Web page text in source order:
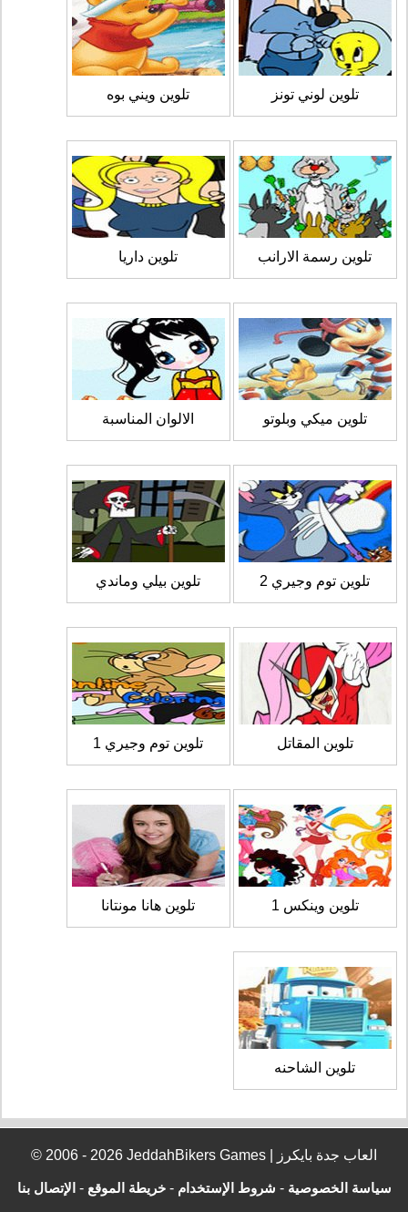
تلوين لوني تونز تلوين ويني بوه
تلوين رسمة الارانب تلوين داريا
تلوين ميكي وبلوتو الالوان المناسبة
تلوين توم وجيري 2 تلوين بيلي وماندي
تلوين المقاتل تلوين توم وجيري 1
تلوين وينكس 1 تلوين هانا مونتانا
تلوين الشاحنه
© 2006 - 2026 JeddahBikers Games | العاب جدة بايكرز
سياسة الخصوصية - شروط الإستخدام -خريطة الموقع - الإتصال بنا